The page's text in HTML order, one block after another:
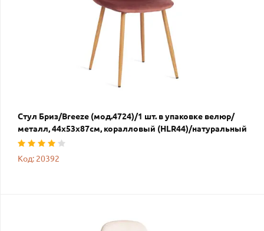
Стул Бриз/Breeze (мод.4724)/1 шт. в упаковке велюр/
металл, 44х53х87см, коралловый (HLR44)/натуральный
Код: 20392